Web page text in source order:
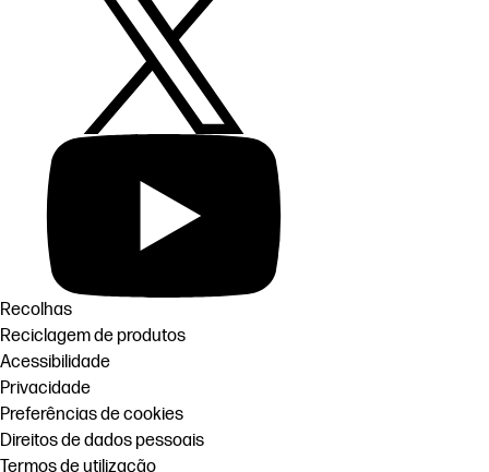
Recolhas
Reciclagem de produtos
Acessibilidade
Privacidade
Preferências de cookies
Direitos de dados pessoais
Termos de utilização